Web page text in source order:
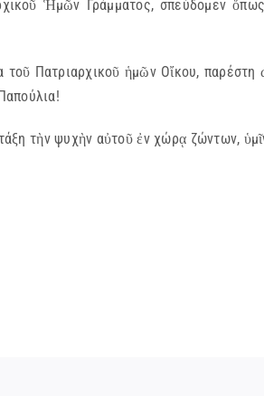
Ἡμῶν Γράμματος, σπεύδομεν
Πατριαρχικοῦ ἡμῶν Οἴκου,
τὴν ψυχὴν αὐτοῦ ἐν χώρᾳ ζώντων,